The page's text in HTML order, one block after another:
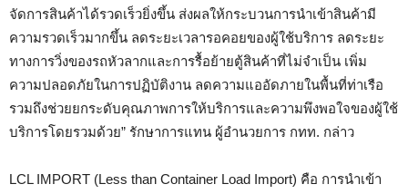
จัดการสินค้าได้รวดเร็วยิ่งขึ้น ส่งผลให้กระบวนการนำเข้าสินค้ามี
ความรวดเร็วมากขึ้น ลดระยะเวลารอคอยของผู้ใช้บริการ ลดระยะ
ทางการวิ่งของรถหัวลากและการรื้อย้ายตู้สินค้าที่ไม่จำเป็น เพิ่ม
ความปลอดภัยในการปฏิบัติงาน ลดความแออัดภายในพื้นที่ท่าเรือ
รวมถึงช่วยยกระดับคุณภาพการให้บริการและความพึงพอใจของผู้ใช้
บริการโดยรวมด้วย” รักษาการแทน ผู้อำนวยการ กทท. กล่าว
LCL IMPORT (Less than Container Load Import) คือ การนำเข้า